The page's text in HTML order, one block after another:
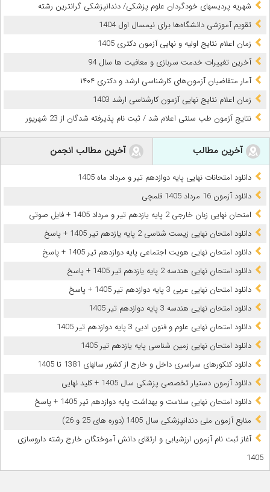
شهریه پردیس‎های خودگردان علوم پزشکی/ دندانپزشکی گرانترین رشته
تقویم آموزشی دانشگاه‌ها برای نیمسال اول 1404
زمان اعلام نتایج اولیه و نهایی آزمون دکتری 1405
آخرین تغییرات خدمت سربازی و معافیت ها سال 94
آمار متقاضیان آزمون‌های کارشناسی ارشد و دکتری ۱۴۰۴
زمان اعلام نتایج نهایی آزمون کارشناسی ارشد 1403
نتایج آزمون طب سنتی اعلام شد / ثبت نام پذیرفته شدگان از 23 شهریور
آخرین مطالب آخرین مطالب انجمن
دانلود امتحانات نهایی پایه دوازدهم تیر و مرداد ماه 1405
دانلود آزمون 16 مرداد 1405 قلمچی
امتحان نهایی زبان خارجی 2 پایه یازدهم تیر و مرداد 1405 + فایل صوتی
دانلود امتحان نهایی زیست شناسی 2 پایه یازدهم تیر 1405 + پاسخ
دانلود امتحان نهایی هویت اجتماعی پایه دوازدهم تیر 1405 + پاسخ
دانلود امتحان نهایی هندسه 2 پایه یازدهم تیر 1405 + پاسخ
دانلود امتحان نهایی عربی 3 پایه دوازدهم تیر 1405 + پاسخ
دانلود امتحان نهایی هندسه 3 پایه دوازدهم تیر 1405
دانلود امتحان نهایی علوم و فنون ادبی 3 پایه دوازدهم تیر 1405
دانلود امتحان نهایی زمین شناسی پایه یازدهم تیر 1405
دانلود کنکورهای سراسری داخل و خارج از کشور سالهای 1381 تا 1405
دانلود آزمون دستیار تخصصی پزشکی سال 1405 + کلید نهایی
دانلود امتحان نهایی سلامت و بهداشت پایه دوازدهم تیر 1405 + پاسخ
ﻣﻨﺎﺑﻊ آزﻣﻮن ﻣﻠﯽ دندانپزشکی سال 1405 (دوره های 25 و 26)
آغاز ثبت نام آزمون‌ ارزشیابی و ارتقای دانش آموختگان خارج رشته داروسازی
1405